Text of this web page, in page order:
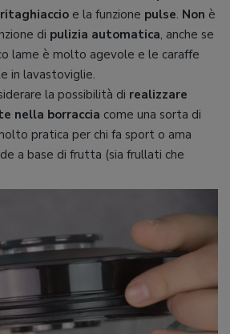
e la funzione pulse. Non è
di pulizia automatica, anche se
lame è molto agevole e le caraffe
in lavastoviglie.
la possibilità di realizzare
nella borraccia come una sorta di
pratica per chi fa sport o ama
a base di frutta (sia frullati che